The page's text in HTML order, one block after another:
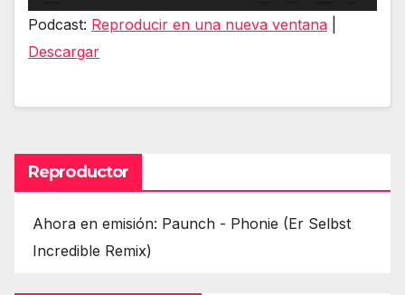
de
Podcast: Reproducir en una nueva ventana
Descargar
Reproductor
Ahora en emisión: Paunch - Phonie (Er Selbst
Incredible Remix)